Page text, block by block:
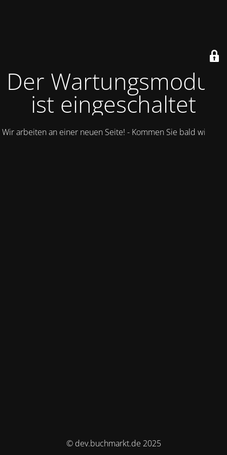
Der Wartungsmodus
ist eingeschaltet
Wir arbeiten an einer neuen Seite! - Kommen Sie bald wieder.
© dev.buchmarkt.de 2025